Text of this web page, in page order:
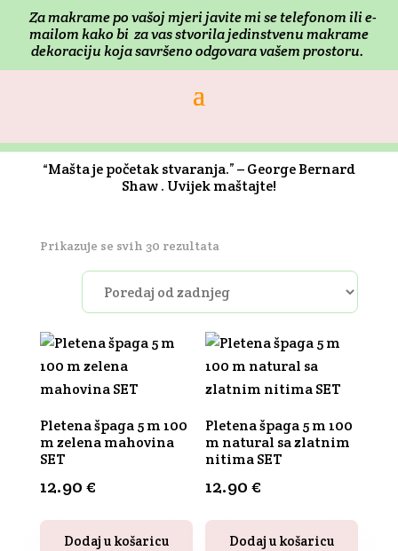
Za makrame po vašoj mjeri javite mi se telefonom ili e-
mailom kako bi za vas stvorila jedinstvenu makrame
dekoraciju koja savršeno odgovara vašem prostoru.
“Mašta je početak stvaranja.” – George Bernard
Shaw . Uvijek maštajte!
Prikazuje se svih 30 rezultataPoredano
po
najnovijem
Pletena špaga 5 m 100
m zelena mahovina
SET
12.90€
Dodaj u košaricu
Pletena špaga 5 m 100
m natural sa zlatnim
nitima SET
12.90€
Dodaj u košaricu